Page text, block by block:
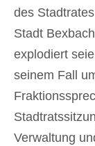
des
Stadt
explodiert
seinem Fall
Verwaltung